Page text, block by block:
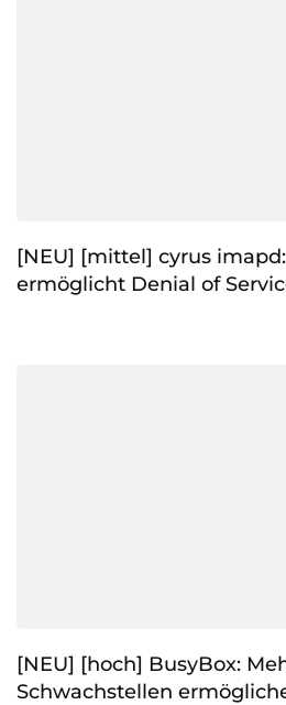
[NEU] [mittel] cyrus
ermöglicht Denial of
[NEU] [hoch] BusyBox:
Schwachstellen